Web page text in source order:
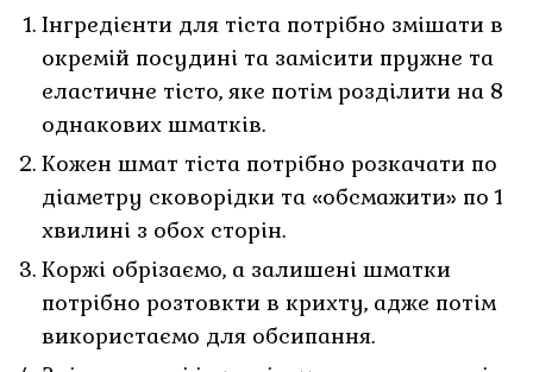
Інгредієнти для тіста потрібно змішати в
окремій посудині та замісити пружне та
еластичне тісто, яке потім розділити на 8
однакових шматків.
Кожен шмат тіста потрібно розкачати по
діаметру сковорідки та «обсмажити» по 1
хвилині з обох сторін.
Коржі обрізаємо, а залишені шматки
потрібно розтовкти в крихту, адже потім
використаємо для обсипання.